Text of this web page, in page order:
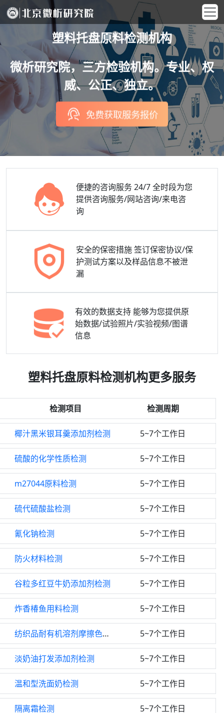
塑料托盘原料检测机构
微析研究院，三方检验机构。专业、权
威、公正、独立。
免费获取服务报价
便捷的咨询服务24/7 全时段为您
提供咨询服务/网站咨询/来电咨
询
安全的保密措施 签订保密协议/保
护测试方案以及样品信息不被泄
漏
有效的数据支持 能够为您提供原
始数据/试验照片/实验视频/图谱
信息
塑料托盘原料检测机构更多服务
检测项目 检测周期
椰汁黑米银耳羹添加剂检测 5~7个工作日
硫酸的化学性质检测 5~7个工作日
m27044原料检测 5~7个工作日
硫代硫酸盐检测 5~7个工作日
氰化钠检测 5~7个工作日
防火材料检测 5~7个工作日
谷粒多红豆牛奶添加剂检测 5~7个工作日
炸香椿鱼用料检测 5~7个工作日
纺织品耐有机溶剂摩擦色牢度检测 5~7个工作日
淡奶油打发添加剂检测 5~7个工作日
温和型洗面奶检测 5~7个工作日
隔离霜检测 5~7个工作日